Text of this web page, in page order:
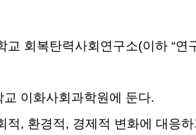
교 회복탄력사회연구소(이하 “연
이화사회과학원에 둔다.
적, 환경적, 경제적 변화에 대응